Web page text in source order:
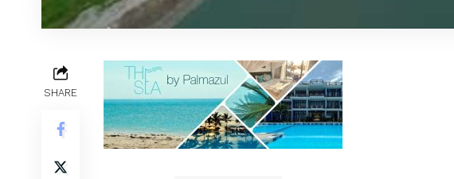
SHARE